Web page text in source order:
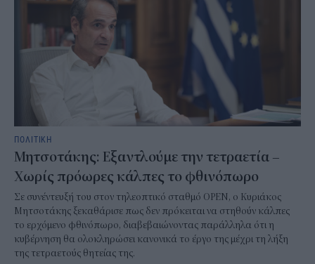
ΠΟΛΙΤΙΚΗ
Μητσοτάκης: Εξαντλούμε την τετραετία –
Χωρίς πρόωρες κάλπες το φθινόπωρο
Σε συνέντευξή του στον τηλεοπτικό σταθμό OPEN, ο Κυριάκος
Μητσοτάκης ξεκαθάρισε πως δεν πρόκειται να στηθούν κάλπες
το ερχόμενο φθινόπωρο, διαβεβαιώνοντας παράλληλα ότι η
κυβέρνηση θα ολοκληρώσει κανονικά το έργο της μέχρι τη λήξη
της τετραετούς θητείας της.